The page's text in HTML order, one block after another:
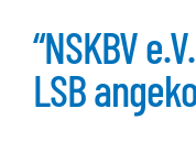
“NSKBV
LSB